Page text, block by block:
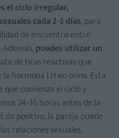
el ciclo irregular,
cada 2-3 días, para
de encuentro entre
puedes utilizar un
de tiras reactivas que
hormona LH en orina. Esta
que comienza el ciclo y
24-36 horas antes de la
da positivo, la pareja puede
relaciones sexuales.